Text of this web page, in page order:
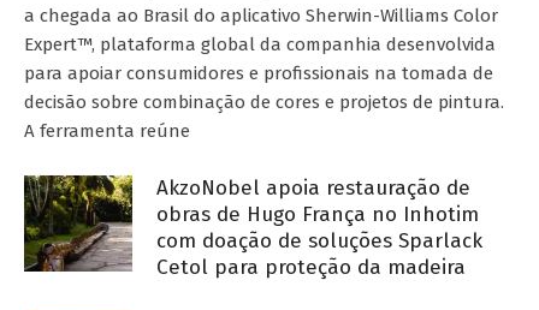
a chegada ao Brasil do aplicativo Sherwin-Williams Color
Expert™, plataforma global da companhia desenvolvida
para apoiar consumidores e profissionais na tomada de
decisão sobre combinação de cores e projetos de pintura.
A ferramenta reúne
AkzoNobel apoia restauração de
obras de Hugo França no Inhotim
com doação de soluções Sparlack
Cetol para proteção da madeira